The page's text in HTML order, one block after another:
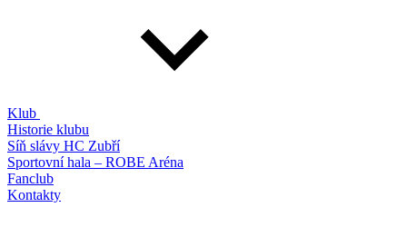
Klub
Historie klubu
Síň slávy HC Zubří
Sportovní hala – ROBE Aréna
Fanclub
Kontakty